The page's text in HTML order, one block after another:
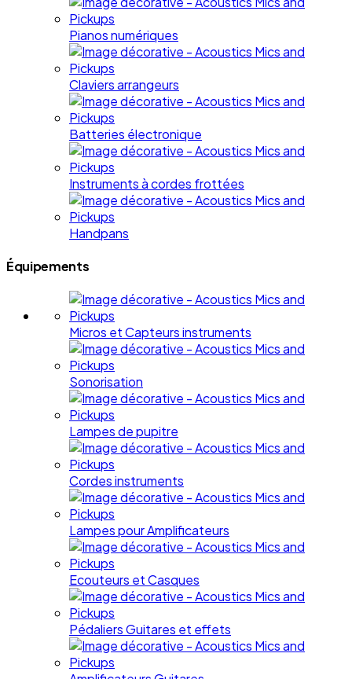
Pianos numériques
Claviers arrangeurs
Batteries électronique
Instruments à cordes frottées
Handpans
Équipements
Micros et Capteurs instruments
Sonorisation
Lampes de pupitre
Cordes instruments
Lampes pour Amplificateurs
Ecouteurs et Casques
Pédaliers Guitares et effets